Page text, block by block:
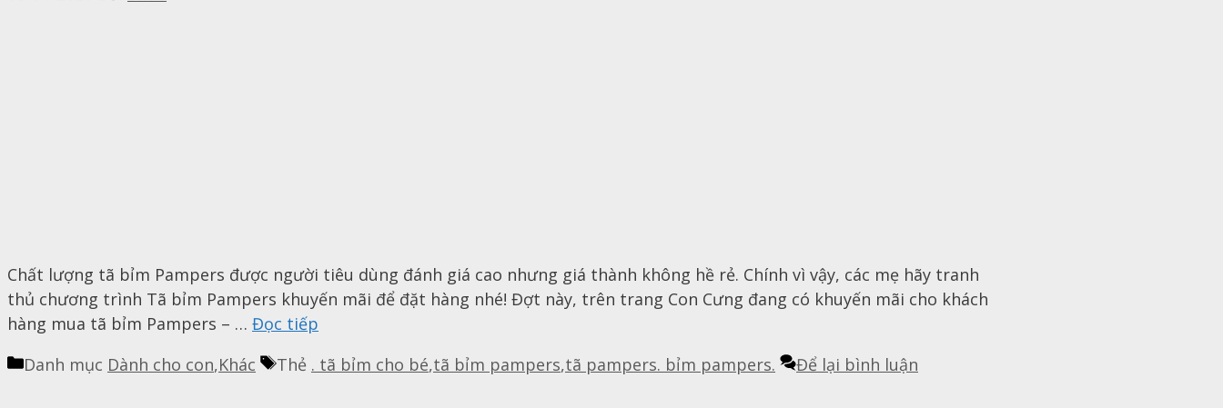
Chất lượng tã bỉm Pampers được người tiêu dùng đánh giá cao nhưng giá thành không hề rẻ. Chính vì vậy, các mẹ hãy tranh
thủ chương trình Tã bỉm Pampers khuyến mãi để đặt hàng nhé! Đợt này, trên trang Con Cưng đang có khuyến mãi cho khách
hàng mua tã bỉm Pampers – … Đọc tiếp
Danh mục Dành cho con,Khác Thẻ . tã bỉm cho bé,tã bỉm pampers,tã pampers. bỉm pampers. Để lại bình luận